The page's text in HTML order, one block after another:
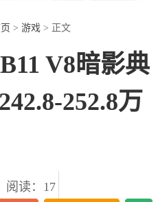
> 游戏 > 正文
V8暗影典
252.8万
阅读：17